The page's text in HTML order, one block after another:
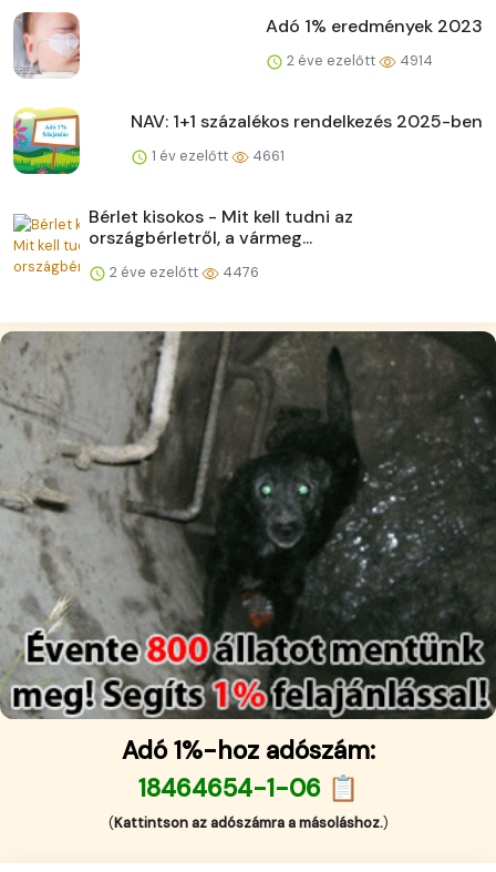
Adó 1% eredmények 2023
2 éve ezelőtt 4914
NAV: 1+1 százalékos rendelkezés 2025-ben
1 év ezelőtt 4661
Bérlet kisokos - Mit kell tudni az
országbérletről, a vármeg...
2 éve ezelőtt 4476
Adó 1%-hoz adószám:
18464654-1-06 📋
(Kattintson az adószámra a másoláshoz.)